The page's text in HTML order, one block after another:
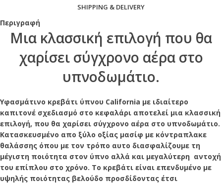
SHIPPING & DELIVERY
Περιγραφή
Μια κλασσική επιλογή που θα
χαρίσει σύγχρονο αέρα στο
υπνοδωμάτιο.
Υφασμάτινο κρεβάτι ύπνου California με ιδιαίτερο
καπιτονέ σχεδιασμό στο κεφαλάρι αποτελεί μια κλασσική
επιλογή, που θα χαρίσει σύγχρονο αέρα στο υπνοδωμάτιο.
Kατασκευσμένο απο ξύλο οξίας μασίφ με κόντραπλακε
θαλάσσης όπου με τον τρόπο αυτο διασφαλίζουμε τη
μέγιστη ποιότητα στον ύπνο αλλά και μεγαλύτερη αντοχή
του επίπλου στο χρόνο. Το κρεβάτι είναι επενδυμένο με
υψηλής ποιότητας βελούδο προσδίδοντας έτσι